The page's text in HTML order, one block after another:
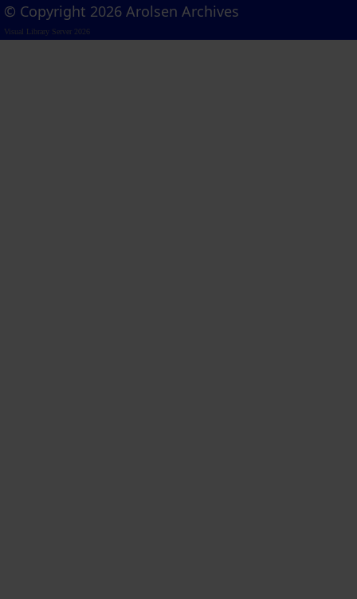
© Copyright 2026 Arolsen Archives
Visual Library Server 2026